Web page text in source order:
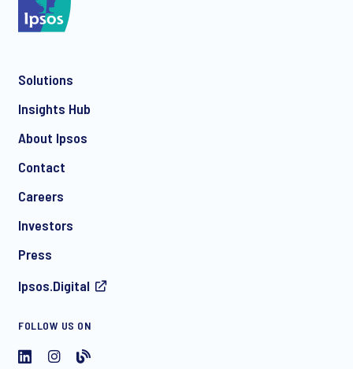
수집 목적 : 입사지원자, 면접원, 고객(미디어, 견적)문의, 조사참여자,
보유 및 이용기간 :
Solutions
Insights Hub
About Ipsos
Contact
Careers
Investors
Press
Ipsos.Digital
FOLLOW US ON